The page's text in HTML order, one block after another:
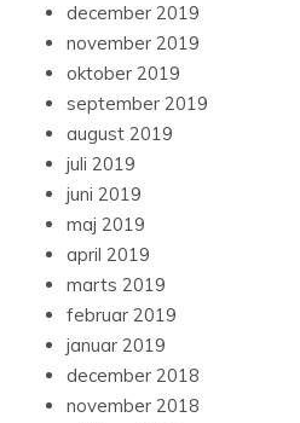
december 2019
november 2019
oktober 2019
september 2019
august 2019
juli 2019
juni 2019
maj 2019
april 2019
marts 2019
februar 2019
januar 2019
december 2018
november 2018